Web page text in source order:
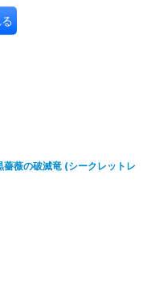
薇の破滅竜 (シークレットレ